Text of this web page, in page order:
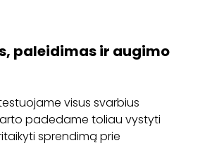
paleidimas ir augimo
visus svarbius
padedame toliau vystyti
sprendimą prie